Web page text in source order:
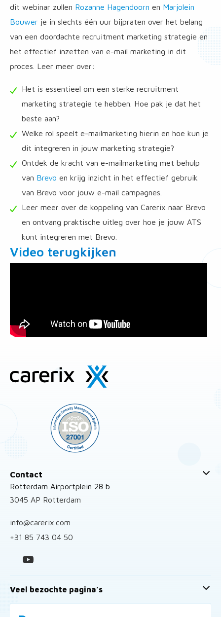
dit webinar zullen Rozanne Hagendoorn en Marjolein
Bouwer je in slechts één uur bijpraten over het belang
van een doordachte recruitment marketing strategie en
het effectief inzetten van e-mail marketing in dit
proces. Leer meer over:
Het is essentieel om een sterke recruitment
marketing strategie te hebben. Hoe pak je dat het
beste aan?
Welke rol speelt e-mailmarketing hierin en hoe kun je
dit integreren in jouw marketing strategie?
Ontdek de kracht van e-mailmarketing met behulp
van Brevo en krijg inzicht in het effectief gebruik
van Brevo voor jouw e-mail campagnes.
Leer meer over de koppeling van Carerix naar Brevo
en ontvang praktische uitleg over hoe je jouw ATS
kunt integreren met Brevo.
Video terugkijken
Site
footer
Contact
Rotterdam Airportplein 28 b
3045 AP Rotterdam
info@carerix.com
+31 85 743 04 50
Veel bezochte pagina’s